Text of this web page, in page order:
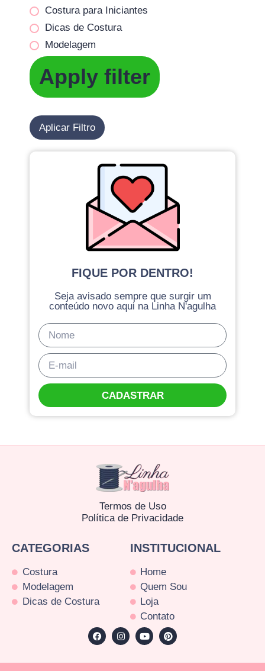
Costura para Iniciantes
Dicas de Costura
Modelagem
Apply filter
Aplicar Filtro
FIQUE POR DENTRO!
Seja avisado sempre que surgir um
conteúdo novo aqui na Linha N'agulha
CADASTRAR
Termos de Uso
Política de Privacidade
CATEGORIAS
Costura
Modelagem
Dicas de Costura
INSTITUCIONAL
Home
Quem Sou
Loja
Contato